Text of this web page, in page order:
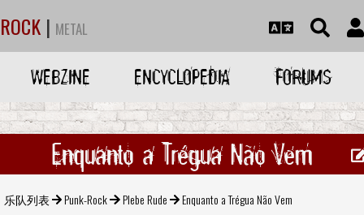
ROCK | METAL
WEBZINE ENCYCLOPEDIA FORUMS
Enquanto a Trégua Não Vem
乐队列表 Punk-Rock Plebe Rude Enquanto a Trégua Não Vem